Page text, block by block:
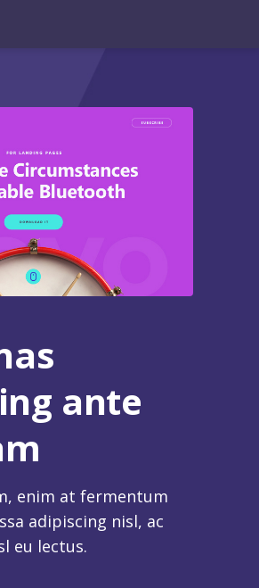
ante
enim at fermentum
adipiscing nisl, ac
eu lectus.